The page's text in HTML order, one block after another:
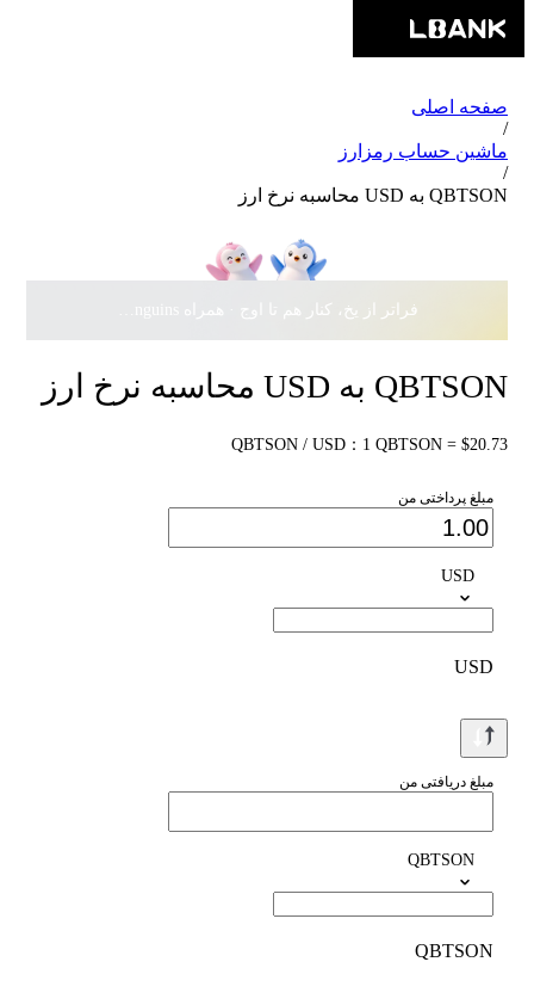
صفحه اصلی
/
ماشین حساب رمزارز
/
QBTSON به USD محاسبه نرخ ارز
QBTSON به USD محاسبه نرخ ارز
QBTSON / USD：1 QBTSON = $20.73
مبلغ پرداختی من
USD
USD
مبلغ دریافتی من
QBTSON
QBTSON